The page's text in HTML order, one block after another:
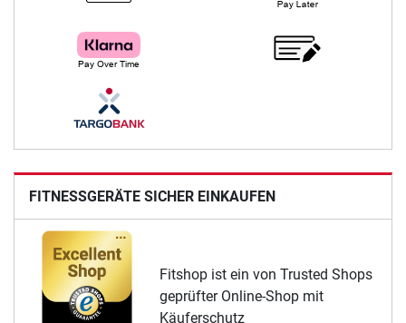
FITNESSGERÄTE SICHER EINKAUFEN
Fitshop ist ein von Trusted Shops
geprüfter Online-Shop mit
Käuferschutz